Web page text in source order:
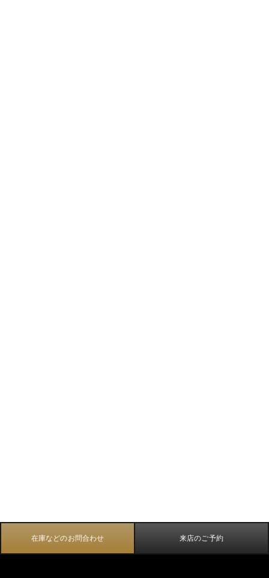
在庫などのお問合わせ 来店のご予約